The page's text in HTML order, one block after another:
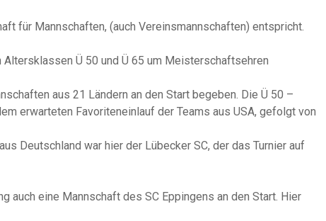
für Mannschaften, (auch Vereinsmannschaften) entspricht.
Ü 50 und Ü 65 um Meisterschaftsehren
aus 21 Ländern an den Start begeben. Die Ü 50 –
erwarteten Favoriteneinlauf der Teams aus USA, gefolgt von
Deutschland war hier der Lübecker SC, der das Turnier auf
auch eine Mannschaft des SC Eppingens an den Start. Hier